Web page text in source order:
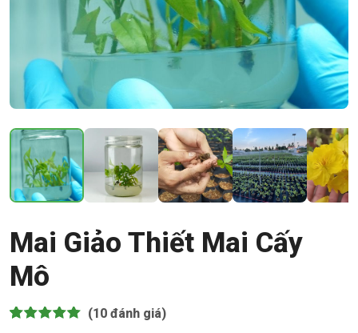
Mai Giảo Thiết Mai Cấy
Mô
(10 đánh giá)